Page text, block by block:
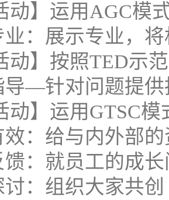
动】运用AGC模
业：展示专业，
动】按照TED示
导—针对问题提供
动】运用GTSC
效：给与内外部
馈：就员工的成
：组织大家共创